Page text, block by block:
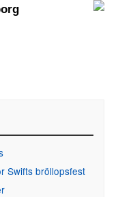
Swifts bröllopsfest